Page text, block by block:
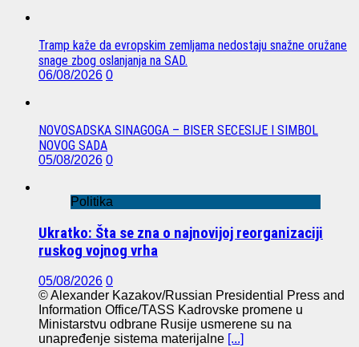
Tramp kaže da evropskim zemljama nedostaju snažne oružane
snage zbog oslanjanja na SAD.
06/08/2026 0
NOVOSADSKA SINAGOGA – BISER SECESIJE I SIMBOL
NOVOG SADA
05/08/2026 0
Politika
Ukratko: Šta se zna o najnovijoj reorganizaciji
ruskog vojnog vrha
05/08/2026 0
© Alexander Kazakov/Russian Presidential Press and
Information Office/TASS Kadrovske promene u
Ministarstvu odbrane Rusije usmerene su na
unapređenje sistema materijalne [...]